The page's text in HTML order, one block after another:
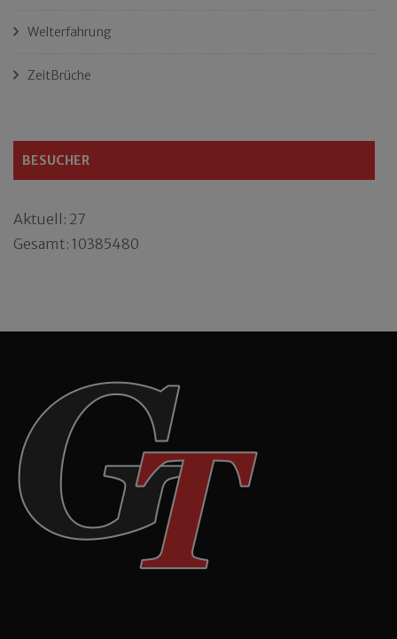
Welterfahrung
ZeitBrüche
BESUCHER
Aktuell: 27
Gesamt: 10385480